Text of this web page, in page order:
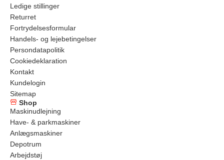
Ledige stillinger
Returret
Fortrydelsesformular
Handels- og lejebetingelser
Persondatapolitik
Cookiedeklaration
Kontakt
Kundelogin
Sitemap
Shop
Maskinudlejning
Have- & parkmaskiner
Anlægsmaskiner
Depotrum
Arbejdstøj